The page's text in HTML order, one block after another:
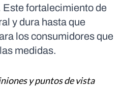
fortalecimiento de
y dura hasta que
los consumidores que
medidas.
y puntos de vista